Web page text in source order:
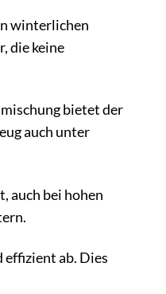
winterlichen
die keine
bietet der
auch unter
auch bei hohen
effizient ab. Dies